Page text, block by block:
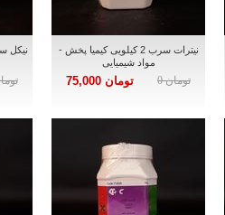
نیترات سرب 2 کیلویی کیمیا پخش -
مواد شیمیایی
تومان 0 تومان 75,000